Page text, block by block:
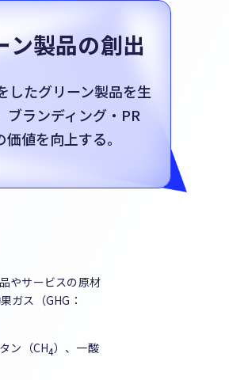
ン製品の創出
したグリーン製品を生
ブランディング・PR
価値を向上する。
やサービスの原材
ガス（GHG：
ン（CH4）、一酸